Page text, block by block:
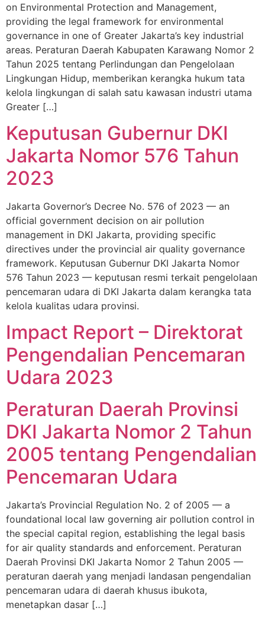
on Environmental Protection and Management,
providing the legal framework for environmental
governance in one of Greater Jakarta’s key industrial
areas. Peraturan Daerah Kabupaten Karawang Nomor 2
Tahun 2025 tentang Perlindungan dan Pengelolaan
Lingkungan Hidup, memberikan kerangka hukum tata
kelola lingkungan di salah satu kawasan industri utama
Greater […]
Keputusan Gubernur DKI
Jakarta Nomor 576 Tahun
2023
Jakarta Governor’s Decree No. 576 of 2023 — an
official government decision on air pollution
management in DKI Jakarta, providing specific
directives under the provincial air quality governance
framework. Keputusan Gubernur DKI Jakarta Nomor
576 Tahun 2023 — keputusan resmi terkait pengelolaan
pencemaran udara di DKI Jakarta dalam kerangka tata
kelola kualitas udara provinsi.
Impact Report – Direktorat
Pengendalian Pencemaran
Udara 2023
Peraturan Daerah Provinsi
DKI Jakarta Nomor 2 Tahun
2005 tentang Pengendalian
Pencemaran Udara
Jakarta’s Provincial Regulation No. 2 of 2005 — a
foundational local law governing air pollution control in
the special capital region, establishing the legal basis
for air quality standards and enforcement. Peraturan
Daerah Provinsi DKI Jakarta Nomor 2 Tahun 2005 —
peraturan daerah yang menjadi landasan pengendalian
pencemaran udara di daerah khusus ibukota,
menetapkan dasar […]